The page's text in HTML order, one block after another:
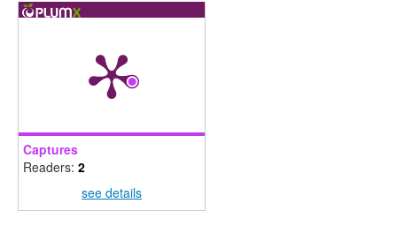
Captures
Readers: 2
see details